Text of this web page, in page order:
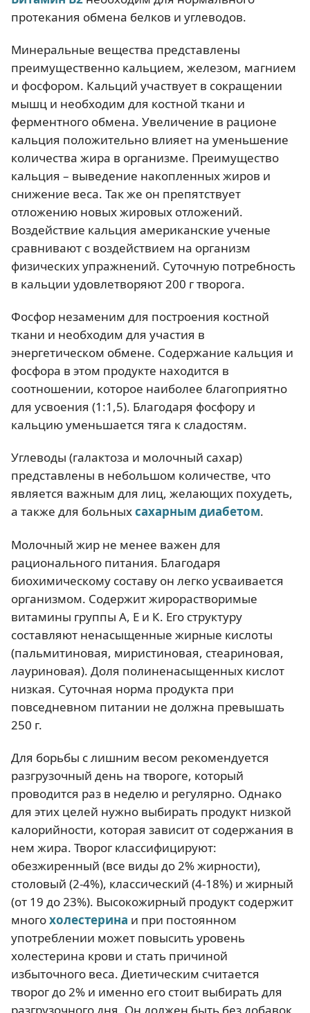
протекания обмена белков и углеводов.
Минеральные вещества представлены
преимущественно кальцием, железом, магнием
и фосфором. Кальций участвует в сокращении
мышц и необходим для костной ткани и
ферментного обмена. Увеличение в рационе
кальция положительно влияет на уменьшение
количества жира в организме. Преимущество
кальция – выведение накопленных жиров и
снижение веса. Так же он препятствует
отложению новых жировых отложений.
Воздействие кальция американские ученые
сравнивают с воздействием на организм
физических упражнений. Суточную потребность
в кальции удовлетворяют 200 г творога.
Фосфор незаменим для построения костной
ткани и необходим для участия в
энергетическом обмене. Содержание кальция и
фосфора в этом продукте находится в
соотношении, которое наиболее благоприятно
для усвоения (1:1,5). Благодаря фосфору и
кальцию уменьшается тяга к сладостям.
Углеводы (галактоза и молочный сахар)
представлены в небольшом количестве, что
является важным для лиц, желающих похудеть,
а также для больныхсахарным диабетом.
Молочный жир не менее важен для
рационального питания. Благодаря
биохимическому составу он легко усваивается
организмом. Содержит жирорастворимые
витамины группы А, Е и К. Его структуру
составляют ненасыщенные жирные кислоты
(пальмитиновая, миристиновая, стеариновая,
лауриновая). Доля полиненасыщенных кислот
низкая. Суточная норма продукта при
повседневном питании не должна превышать
250 г.
Для борьбы с лишним весом рекомендуется
разгрузочный день на твороге, который
проводится раз в неделю и регулярно. Однако
для этих целей нужно выбирать продукт низкой
калорийности, которая зависит от содержания в
нем жира. Творог классифицируют:
обезжиренный (все виды до 2% жирности),
столовый (2-4%), классический (4-18%) и жирный
(от 19 до 23%). Высокожирный продукт содержит
многохолестерина и при постоянном
употреблении может повысить уровень
холестерина крови и стать причиной
избыточного веса. Диетическим считается
творог до 2% и именно его стоит выбирать для
разгрузочного дня. Он должен быть без добавок